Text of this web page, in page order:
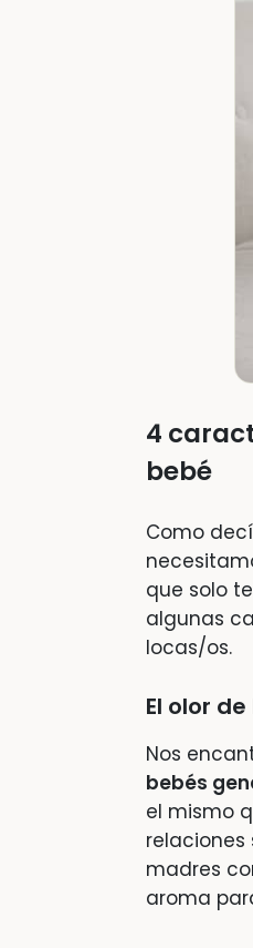
4
bebé
Como
que solo
algunas
locas/os.
El olor
Nos
bebés
el mismo
relaciones
madres
aroma